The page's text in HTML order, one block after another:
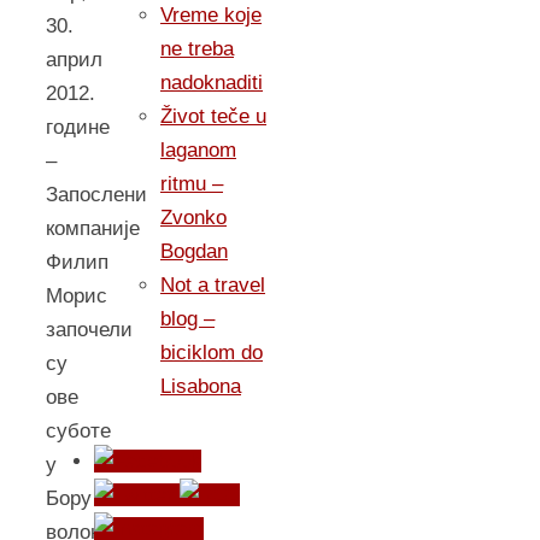
30.
април
2012.
године
–
Запослени
компаније
Филип
Морис
започели
су
ове
суботе
у
Бору
волонтерску
Vreme koje
ne treba
nadoknaditi
Život teče u
laganom
ritmu –
Zvonko
Bogdan
Not a travel
blog –
biciklom do
Lisabona